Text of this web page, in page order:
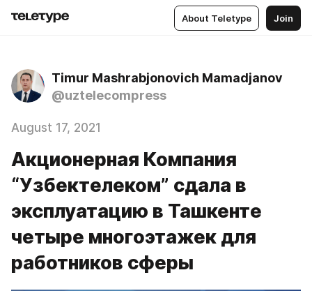
About Teletype Join
Timur Mashrabjonovich Mamadjanov
@uztelecompress
August 17, 2021
Акционерная Компания
“Узбектелеком” сдала в
эксплуатацию в Ташкенте
четыре многоэтажек для
работников сферы